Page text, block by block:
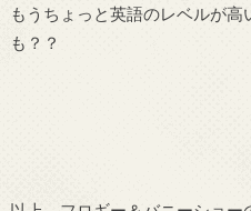
もうちょっと英語のレベルが
も？？